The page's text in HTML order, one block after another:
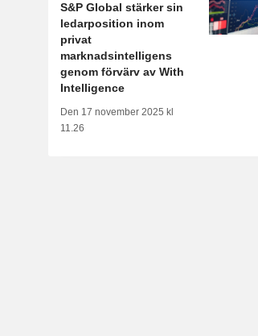
S&P Global stärker sin
ledarposition inom
privat
marknadsintelligens
genom förvärv av With
Intelligence
Den 17 november 2025 kl
11.26